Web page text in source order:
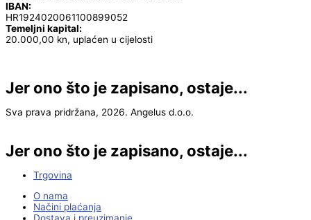
IBAN:
HR1924020061100899052
Temeljni kapital:
20.000,00 kn, uplaćen u cijelosti
Jer ono što je zapisano, ostaje...
Sva prava pridržana, 2026. Angelus d.o.o.
Jer ono što je zapisano, ostaje...
Trgovina
O nama
Načini plaćanja
Dostava i preuzimanje